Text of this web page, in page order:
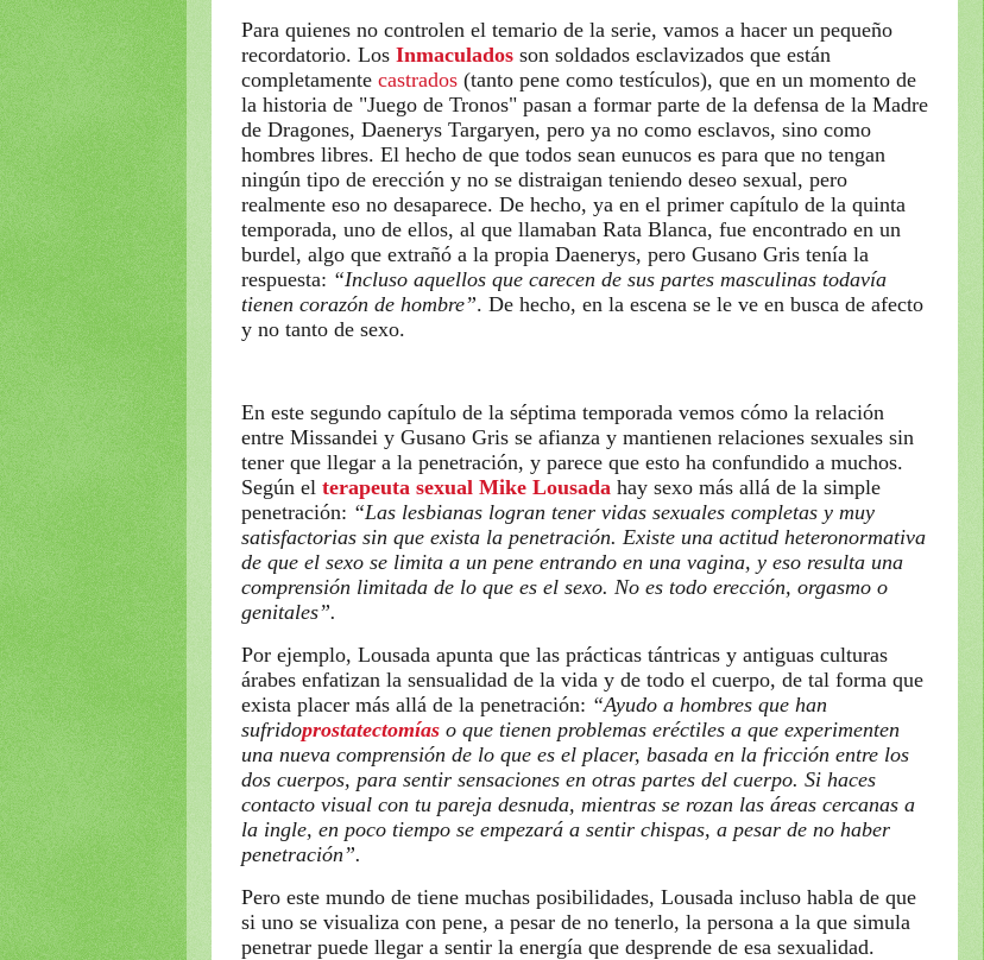
Para quienes no controlen el temario de la serie, vamos a hacer un pequeño
recordatorio. Los Inmaculados son soldados esclavizados que están
completamente castrados (tanto pene como testículos), que en un momento de
la historia de "Juego de Tronos" pasan a formar parte de la defensa de la Madre
de Dragones, Daenerys Targaryen, pero ya no como esclavos, sino como
hombres libres. El hecho de que todos sean eunucos es para que no tengan
ningún tipo de erección y no se distraigan teniendo deseo sexual, pero
realmente eso no desaparece. De hecho, ya en el primer capítulo de la quinta
temporada, uno de ellos, al que llamaban Rata Blanca, fue encontrado en un
burdel, algo que extrañó a la propia Daenerys, pero Gusano Gris tenía la
respuesta: “Incluso aquellos que carecen de sus partes masculinas todavía
tienen corazón de hombre”. De hecho, en la escena se le ve en busca de afecto
y no tanto de sexo.
En este segundo capítulo de la séptima temporada vemos cómo la relación
entre Missandei y Gusano Gris se afianza y mantienen relaciones sexuales sin
tener que llegar a la penetración, y parece que esto ha confundido a muchos.
Según el terapeuta sexual Mike Lousada hay sexo más allá de la simple
penetración: “Las lesbianas logran tener vidas sexuales completas y muy
satisfactorias sin que exista la penetración. Existe una actitud heteronormativa
de que el sexo se limita a un pene entrando en una vagina, y eso resulta una
comprensión limitada de lo que es el sexo. No es todo erección, orgasmo o
genitales”.
Por ejemplo, Lousada apunta que las prácticas tántricas y antiguas culturas
árabes enfatizan la sensualidad de la vida y de todo el cuerpo, de tal forma que
exista placer más allá de la penetración: “Ayudo a hombres que han
sufridoprostatectomías o que tienen problemas eréctiles a que experimenten
una nueva comprensión de lo que es el placer, basada en la fricción entre los
dos cuerpos, para sentir sensaciones en otras partes del cuerpo. Si haces
contacto visual con tu pareja desnuda, mientras se rozan las áreas cercanas a
la ingle, en poco tiempo se empezará a sentir chispas, a pesar de no haber
penetración”.
Pero este mundo de tiene muchas posibilidades, Lousada incluso habla de que
si uno se visualiza con pene, a pesar de no tenerlo, la persona a la que simula
penetrar puede llegar a sentir la energía que desprende de esa sexualidad.